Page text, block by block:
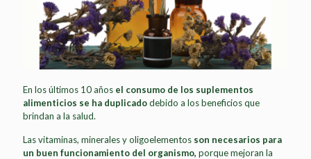
En los últimos 10 años el consumo de los suplementos
alimenticios se ha duplicadodebido a los beneficios que
brindan a la salud.
Las vitaminas, minerales y oligoelementos son necesarios para
un buen funcionamiento del organismo, porque mejoran la